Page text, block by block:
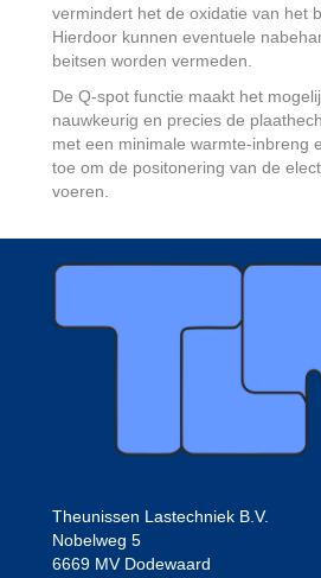
vermindert het de oxidatie van het
Hierdoor kunnen eventuele
beitsen worden vermeden.
De Q-spot functie maakt het
nauwkeurig en precies de
met een minimale warmte-inbreng
toe om de positonering van de
voeren.
Theunissen Lastechniek B.V.
Nobelweg 5
6669 MV Dodewaard